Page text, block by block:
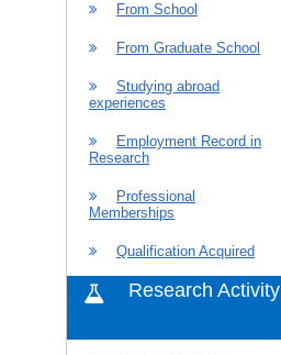
From School
From Graduate School
Studying abroad
experiences
Employment Record in
Research
Professional
Memberships
Qualification Acquired
Research Activity